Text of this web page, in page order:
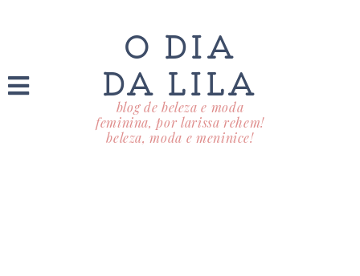
O DIA
DA LILA
blog de beleza e moda
feminina, por larissa rehem!
beleza, moda e meninice!